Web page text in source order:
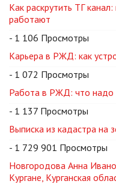
Как раскрутить ТГ
работают
- 1 106 Просмотры
Карьера в РЖД: как
- 1 072 Просмотры
Работа в РЖД: что надо
- 1 137 Просмотры
Выписка из кадастра на
- 1 729 901 Просмотры
Новгородова Анна
Кургане, Курганская